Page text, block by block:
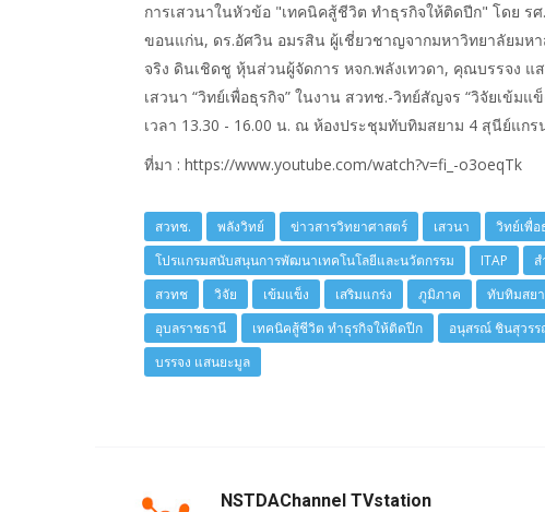
การเสวนาในหัวข้อ "เทคนิคสู้ชีวิต ทำธุรกิจให้ติดปีก" โดย
ขอนแก่น, ดร.อัศวิน อมรสิน ผู้เชี่ยวชาญจากมหาวิทยาลัยม
จริง ดินเชิดชู หุ้นส่วนผู้จัดการ หจก.พลังเทวดา, คุณบรรจง
เสวนา “วิทย์เพื่อธุรกิจ” ในงาน สวทช.-วิทย์สัญจร “วิจัยเข้ม
เวลา 13.30 - 16.00 น. ณ ห้องประชุมทับทิมสยาม 4 สุนีย์แ
ที่มา : https://www.youtube.com/watch?v=fi_-o3oeqTk
สวทช. พลังวิทย์ ข่าวสารวิทยาศาสตร์ เสวนา
วิทย์เพื่อ
โปรแกรมสนับสนุนการพัฒนาเทคโนโลยีและนวัตกรรม
ITAP
สวทช
วิจัย เข้มแข็ง เสริมแกร่ง ภูมิภาค ทับทิมสยา
อุบลราชธานี
เทคนิคสู้ชีวิต ทำธุรกิจให้ติดปีก อนุสรณ์ ชินสุวร
บรรจง แสนยะมูล
NSTDAChannel TVstation